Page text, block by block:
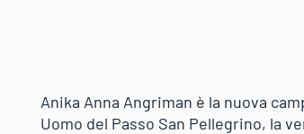
Anika Anna Angriman è la nuova
Uomo del Passo San Pellegrino, la